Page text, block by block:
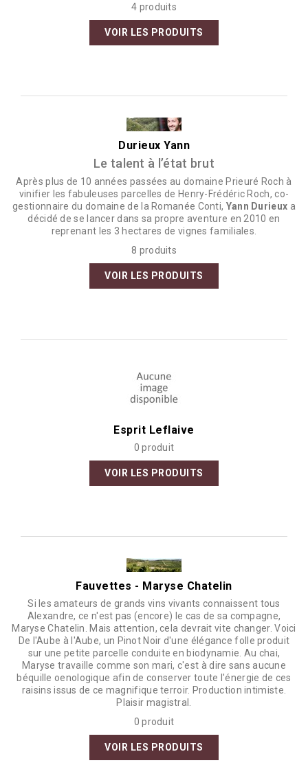
4 produits
VOIR LES PRODUITS
Durieux Yann
Le talent à l’état brut
Après plus de 10 années passées au domaine Prieuré Roch à
vinifier les fabuleuses parcelles de Henry-Frédéric Roch, co-
gestionnaire du domaine de la Romanée Conti, Yann Durieux a
décidé de se lancer dans sa propre aventure en 2010 en
reprenant les 3 hectares de vignes familiales.
8 produits
VOIR LES PRODUITS
Esprit Leflaive
0 produit
VOIR LES PRODUITS
Fauvettes - Maryse Chatelin
Si les amateurs de grands vins vivants connaissent tous
Alexandre, ce n'est pas (encore) le cas de sa compagne,
Maryse Chatelin. Mais attention, cela devrait vite changer. Voici
De l'Aube à l'Aube, un Pinot Noir d'une élégance folle produit
sur une petite parcelle conduite en biodynamie. Au chai,
Maryse travaille comme son mari, c'est à dire sans aucune
béquille oenologique afin de conserver toute l'énergie de ces
raisins issus de ce magnifique terroir. Production intimiste.
Plaisir magistral.
0 produit
VOIR LES PRODUITS